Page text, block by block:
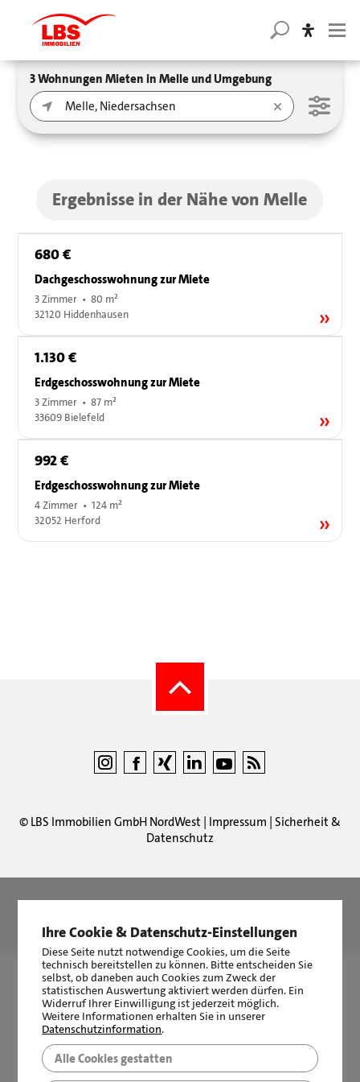
3 Wohnungen Mieten in Melle und Umgebung
Ergebnisse in der Nähe von Melle
680 €
Dachgeschosswohnung zur Miete
3 Zimmer • 80 m²
32120 Hiddenhausen
1.130 €
Erdgeschosswohnung zur Miete
3 Zimmer • 87 m²
33609 Bielefeld
992 €
Erdgeschosswohnung zur Miete
4 Zimmer • 124 m²
32052 Herford
© LBS Immobilien GmbH NordWest | Impressum | Sicherheit &
Datenschutz
|2510Bewertungen auf ProvenExpert.com
Ihre Cookie & Datenschutz-Einstellungen
Diese Seite nutzt notwendige Cookies, um die Seite
technisch bereitstellen zu können. Bitte entscheiden Sie
selbst, ob daneben auch Cookies zum Zweck der
statistischen Auswertung aktiviert werden dürfen. Ein
Widerruf Ihrer Einwilligung ist jederzeit möglich.
Weitere Informationen erhalten Sie in unserer
Datenschutzinformation.
Alle Cookies gestatten